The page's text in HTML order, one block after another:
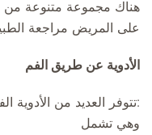
هناك مجموعة متنوعة من
على المريض مراجعة
الأدوية عن طريق الفم
:تتوفر العديد من الأدوية
وهي تشمل